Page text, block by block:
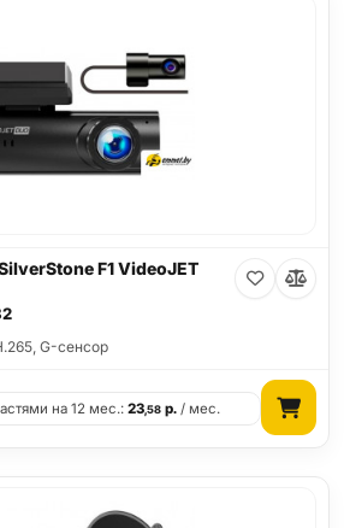
F1 VideoJET
G-сенсор
на 12 мес.:23,58 р. / мес.